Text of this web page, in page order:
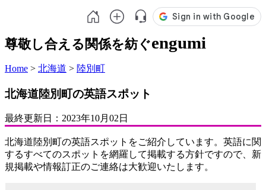
尊敬し合える関係を紡ぐengumi
Home > 北海道 > 陸別町
北海道陸別町の英語スポット
最終更新日： 2023年10月02日
北海道陸別町の英語スポットをご紹介しています。英語に関
するすべてのスポットを網羅して掲載する方針ですので、新
規掲載や情報訂正のご連絡は大歓迎いたします。